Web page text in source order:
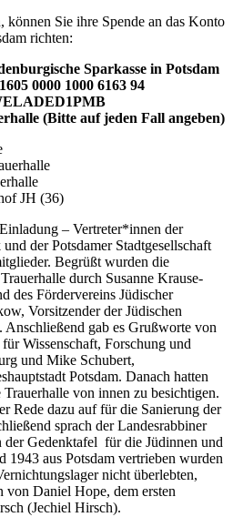
können Sie ihre Spende an das Konto
richten:
Sparkasse in Potsdam
0000 1000 6163 94
(Bitte auf jeden Fall angeben)
– Vertreter*innen der
der Potsdamer Stadtgesellschaft
Begrüßt wurden die
durch Susanne Krause-
des Fördervereins Jüdischer
Vorsitzender der Jüdischen
Anschließend gab es Grußworte von
Wissenschaft, Forschung und
und Mike Schubert,
Potsdam. Danach hatten
von innen zu besichtigen.
Rede dazu auf für die Sanierung der
sprach der Landesrabbiner
Gedenktafel für die Jüdinnen und
1943 aus Potsdam vertrieben wurden
nicht überlebten,
von Daniel Hope, dem ersten
(Jechiel Hirsch).